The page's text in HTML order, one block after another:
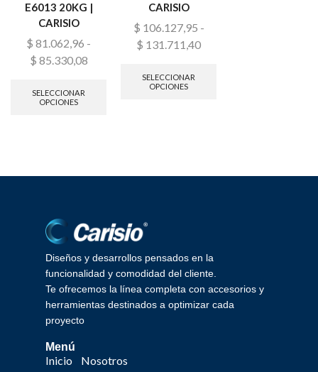
E6013 20KG |
CARISIO
$ 81.062,96 -
$ 85.330,08
SELECCIONAR
OPCIONES
CARISIO
$ 106.127,95 -
$ 131.711,40
SELECCIONAR
OPCIONES
Diseños y desarrollos pensados en la
funcionalidad y comodidad del cliente.
Te ofrecemos la línea completa con accesorios y
herramientas destinados a optimizar cada
proyecto
Menú
Inicio
Nosotros